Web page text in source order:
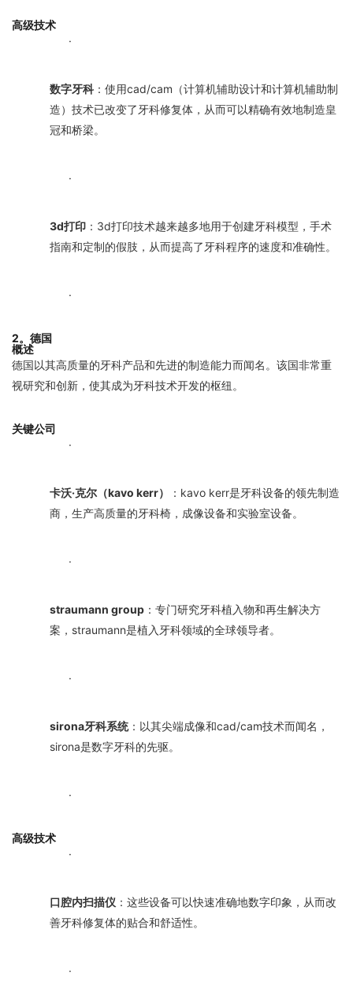
高级技术
·
数字牙科 ：使用cad/cam（计算机辅助设计和计算机辅助制
造）技术已改变了牙科修复体，从而可以精确有效地制造皇
冠和桥梁。
·
3d打印 ：3d打印技术越来越多地用于创建牙科模型，手术
指南和定制的假肢，从而提高了牙科程序的速度和准确性。
·
2。德国
概述
德国以其高质量的牙科产品和先进的制造能力而闻名。该国非常重
视研究和创新，使其成为牙科技术开发的枢纽。
关键公司
·
卡沃·克尔（kavo kerr）
：kavo kerr是牙科设备的领先制造
商，生产高质量的牙科椅，成像设备和实验室设备。
·
straumann group ：专门研究牙科植入物和再生解决方
案，straumann是植入牙科领域的全球领导者。
·
sirona牙科系统：以其尖端成像和cad/cam技术而闻名，
sirona是数字牙科的先驱。
·
高级技术
·
口腔内扫描仪 ：这些设备可以快速准确地数字印象，从而改
善牙科修复体的贴合和舒适性。
·